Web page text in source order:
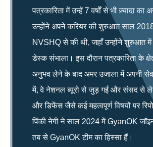
पत्रकारिता में उन्हें 7 वर्षों से भी ज़्यादा का
उन्होंने अपने करियर की शुरुआत साल
NVSHQ से की थी, जहाँ उन्होंने शुरुआत
डेस्क संभाला। इस दौरान पत्रकारिता के
अनुभव लेने के बाद अमर उजाला में अपनी
में, वे नेशनल ब्यूरो से जुड़ गईं और संसद से
और डिफेंस जैसे कई महत्वपूर्ण विषयों पर
पिंकी नेगी ने साल 2024 में GyanOK
तब से GyanOK टीम का हिस्सा हैं।